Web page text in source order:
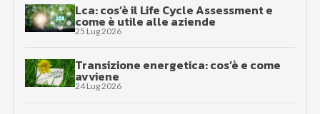
Lca: cos’è il Life Cycle Assessment e
come è utile alle aziende
25 Lug 2026
Transizione energetica: cos’è e come
avviene
24 Lug 2026